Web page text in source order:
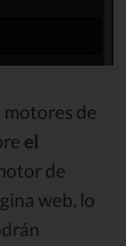
motores de
el
de
web, lo